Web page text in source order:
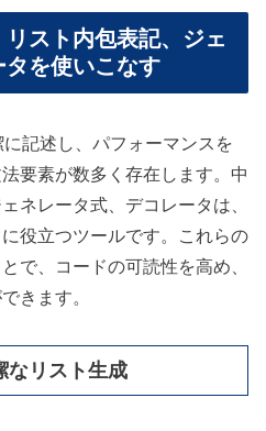
スト内包表記、ジェ
を使いこなす
記述し、パフォーマンスを
要素が数多く存在します。中
ネレータ式、デコレータは、
役立つツールです。これらの
で、コードの可読性を高め、
きます。
なリスト生成